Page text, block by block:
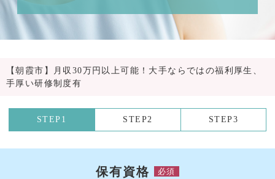
【朝霞市】月収30万円以上可能！大手ならではの福利厚生、
手厚い研修制度有
STEP1 STEP2 STEP3
保有資格 必須